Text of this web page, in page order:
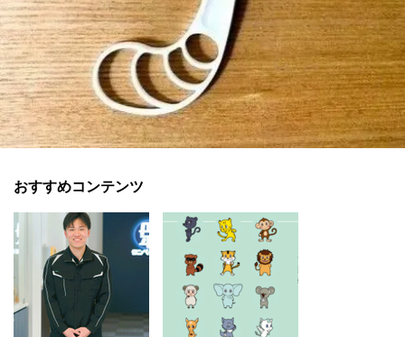
おすすめコンテンツ